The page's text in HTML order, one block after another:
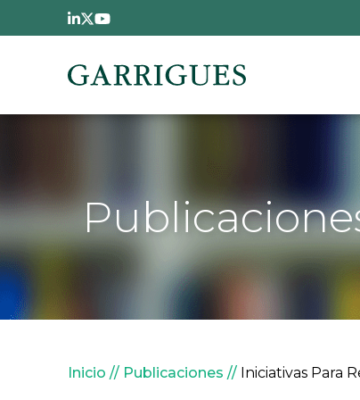
Pasar al contenido principal
Sobrescribir enlaces
Inicio Publicaciones Iniciativas Para